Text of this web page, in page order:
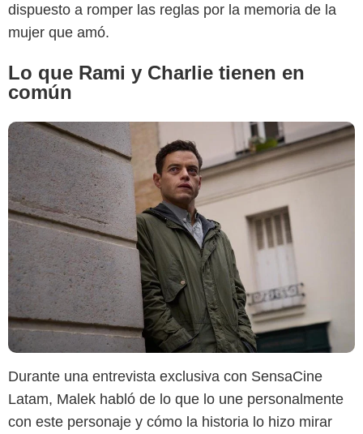
dispuesto a romper las reglas por la memoria de la
mujer que amó.
Lo que Rami y Charlie tienen en
común
Durante una entrevista exclusiva con SensaCine
Latam, Malek habló de lo que lo une personalmente
con este personaje y cómo la historia lo hizo mirar